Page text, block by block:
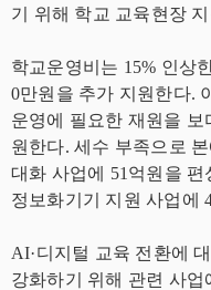
기 위해 학교 교육현장
학교운영비는 15% 인상
0만원을 추가 지원한다.
운영에 필요한 재원을 보
원한다. 세수 부족으로
대화 사업에 51억원을
정보화기기 지원 사업에
AI·디지털 교육 전환에
강화하기 위해 관련 사업